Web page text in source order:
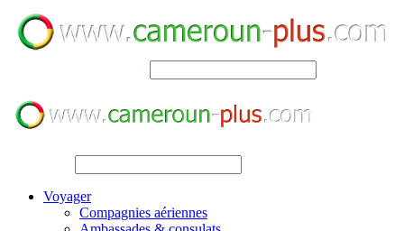
Voyager
Compagnies aériennes